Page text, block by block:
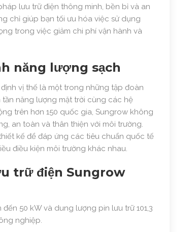
lưu trữ điện thông minh, bền bỉ và an
chỉ giúp bạn tối ưu hóa việc sử dụng
trong việc giảm chi phí vận hành và
năng lượng sạch
vị thế là một trong những tập đoàn
năng lượng mặt trời cùng các hệ
trên hơn 150 quốc gia, Sungrow không
an toàn và thân thiện với môi trường.
kế để đáp ứng các tiêu chuẩn quốc tế
điều kiện môi trường khác nhau.
trữ điện Sungrow
50 kW và dung lượng pin lưu trữ 101,3
nghiệp.